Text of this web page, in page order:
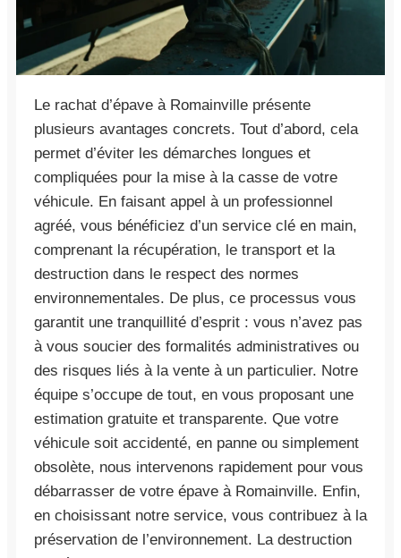
Le rachat d’épave à Romainville présente
plusieurs avantages concrets. Tout d’abord, cela
permet d’éviter les démarches longues et
compliquées pour la mise à la casse de votre
véhicule. En faisant appel à un professionnel
agréé, vous bénéficiez d’un service clé en main,
comprenant la récupération, le transport et la
destruction dans le respect des normes
environnementales. De plus, ce processus vous
garantit une tranquillité d’esprit : vous n’avez pas
à vous soucier des formalités administratives ou
des risques liés à la vente à un particulier. Notre
équipe s’occupe de tout, en vous proposant une
estimation gratuite et transparente. Que votre
véhicule soit accidenté, en panne ou simplement
obsolète, nous intervenons rapidement pour vous
débarrasser de votre épave à Romainville. Enfin,
en choisissant notre service, vous contribuez à la
préservation de l’environnement. La destruction